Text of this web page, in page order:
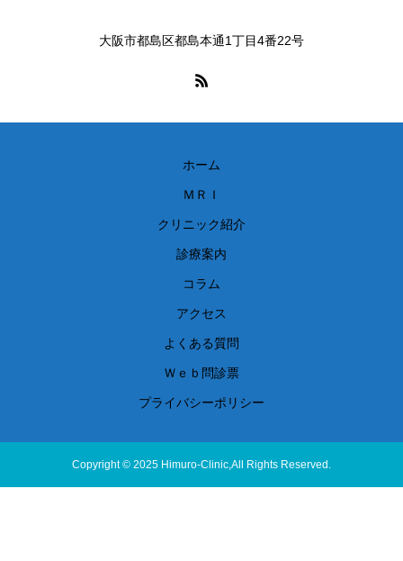
大阪市都島区都島本通1丁目4番22号
ホーム
ＭＲＩ
クリニック紹介
診療案内
コラム
アクセス
よくある質問
Ｗｅｂ問診票
プライバシーポリシー
Copyright © 2025 Himuro-Clinic,All Rights Reserved.